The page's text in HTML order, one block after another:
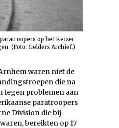
op het Keizer
(Foto: Gelders Archief.)
die na
tegen problemen aan
paratroopers
Division die bij
bereikten op 17